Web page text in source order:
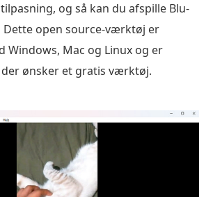
og så kan du afspille Blu-
open source-værktøj er
Windows, Mac og Linux og er
ønsker et gratis værktøj.